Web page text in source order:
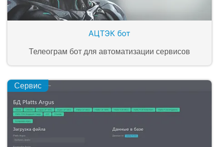
АЦТЭК бот
Телеограм бот для автоматизации сервисов
Сервис